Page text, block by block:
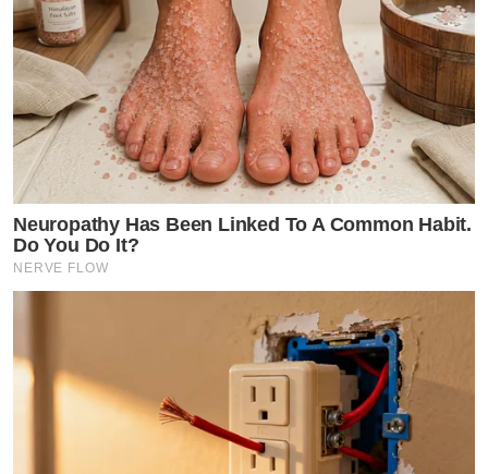
Neuropathy Has Been Linked To A Common Habit.
Do You Do It?
NERVE FLOW